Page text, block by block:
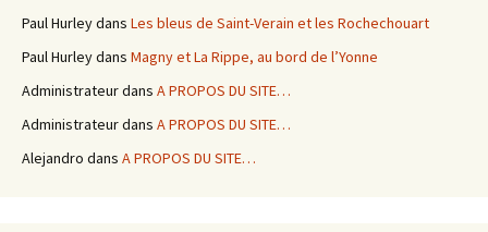
Paul Hurleydans Les bleus de Saint-Verain et les Rochechouart
Paul Hurleydans Magny et La Rippe, au bord de l’Yonne
Administrateurdans A PROPOS DU SITE…
Administrateurdans A PROPOS DU SITE…
Alejandro dans A PROPOS DU SITE…